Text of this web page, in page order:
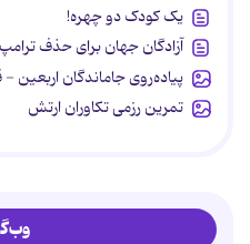
یک کودک دو چهره!
آزادگان جهان برای حذف
پیاده‌روی جاماندگان اربعین
تمرین رزمی تکاوران ارتش